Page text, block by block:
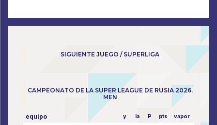
SIGUIENTE JUEGO / SUPERLIGA
CAMPEONATO DE LA SUPER LEAGUE DE RUSIA 2026.
MEN
equipo y la P pts vapor